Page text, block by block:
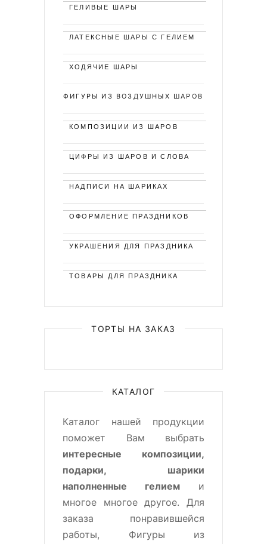
ГЕЛИВЫЕ ШАРЫ
ЛАТЕКСНЫЕ ШАРЫ С ГЕЛИЕМ
ХОДЯЧИЕ ШАРЫ
ФИГУРЫ ИЗ ВОЗДУШНЫХ ШАРОВ
КОМПОЗИЦИИ ИЗ ШАРОВ
ЦИФРЫ ИЗ ШАРОВ И СЛОВА
НАДПИСИ НА ШАРИКАХ
ОФОРМЛЕНИЕ ПРАЗДНИКОВ
УКРАШЕНИЯ ДЛЯ ПРАЗДНИКА
ТОВАРЫ ДЛЯ ПРАЗДНИКА
ТОРТЫ НА ЗАКАЗ
КАТАЛОГ
Каталог нашей продукции
поможет Вам выбрать
интересные композиции,
подарки, шарики
наполненные гелием и
многое многое другое. Для
заказа понравившейся
работы, Фигуры из